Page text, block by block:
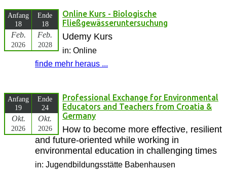
Anfang
18
Feb.
2026
Ende
18
Feb.
2028
Online Kurs - Biologische
Fließgewässeruntersuchung
Udemy Kurs
in: Online
finde mehr heraus ...
Anfang
19
Okt.
2026
Ende
24
Okt.
2026
Professional Exchange for Environmental
Educators and Teachers from Croatia &
Germany
How to become more effective, resilient
and future-oriented while working in
environmental education in challenging times
in: Jugendbildungsstätte Babenhausen